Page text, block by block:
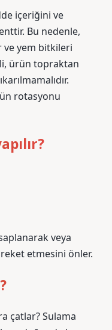
içeriğini ve
Bu nedenle,
ve yem bitkileri
ürün topraktan
rotasyonu
veya
etmesini önler.
çatlar? Sulama